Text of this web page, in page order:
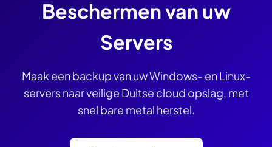
Beschermen van uw
Servers
Maak een backup van uw Windows- en Linux-
servers naar veilige Duitse cloud opslag, met
snel bare metal herstel.